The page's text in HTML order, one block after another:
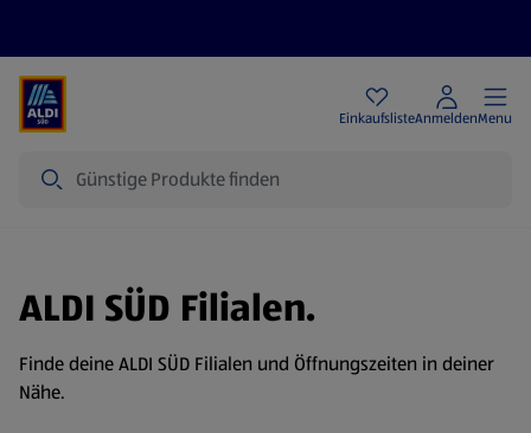
EinkaufslisteAnmeldenMenu
ALDI SÜD Filialen.
Finde deine ALDI SÜD Filialen und Öffnungszeiten in deiner
Nähe.